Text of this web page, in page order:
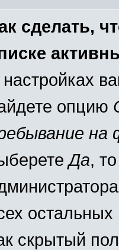
сделать,
опцию
на
Да,
скрытый